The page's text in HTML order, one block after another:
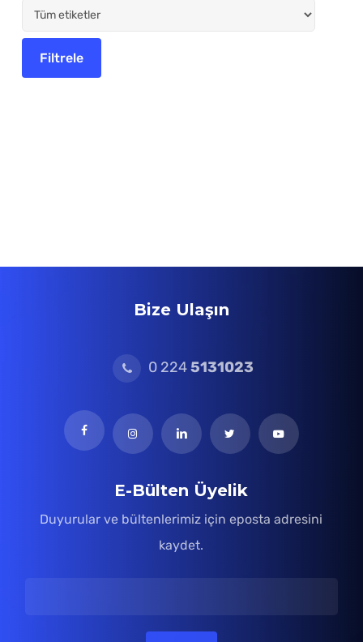
Bize Ulaşın
0 2245131023
E-Bülten Üyelik
Duyurular ve bültenlerimiz için eposta adresini
kaydet.